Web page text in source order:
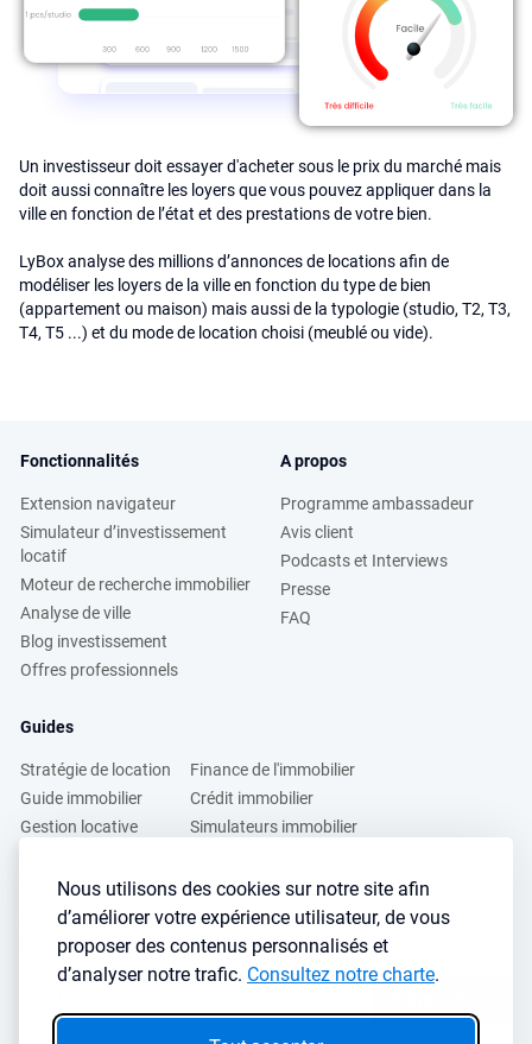
Nous utilisons des cookies sur notre site afin
d’améliorer votre expérience utilisateur, de vous
proposer des contenus personnalisés et
d’analyser notre trafic. Consultez notre charte.
Un investisseur doit essayer d'acheter sous le prix du marché mais
doit aussi connaître les loyers que vous pouvez appliquer dans la
ville en fonction de l’état et des prestations de votre bien.
LyBox analyse des millions d’annonces de locations afin de
modéliser les loyers de la ville en fonction du type de bien
(appartement ou maison) mais aussi de la typologie (studio, T2, T3,
T4, T5 ...) et du mode de location choisi (meublé ou vide).
Fonctionnalités
Extension navigateur
Simulateur d’investissement
locatif
Moteur de recherche immobilier
Analyse de ville
Blog investissement
Offres professionnels
A propos
Programme ambassadeur
Avis client
Podcasts et Interviews
Presse
FAQ
Guides
Stratégie de location
Guide immobilier
Gestion locative
Finance de l'immobilier
Crédit immobilier
Simulateurs immobilier
Vous voulez apprendre à investir dans l’immobilier ?
Inscrivez vous à notre newsletter gratuite :